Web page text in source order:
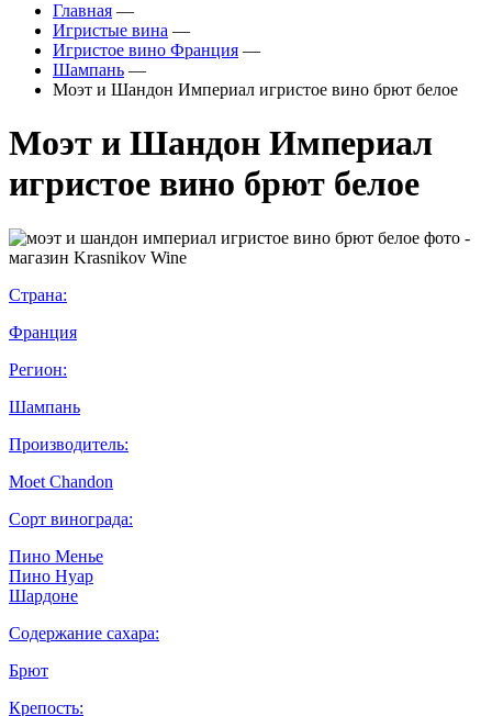
Главная —
Игристые вина —
Игристое вино Франция —
Шампань —
Моэт и Шандон Империал игристое вино брют белое
Моэт и Шандон Империал
игристое вино брют белое
Страна:
Франция
Регион:
Шампань
Производитель:
Moet Chandon
Сорт винограда:
Пино Менье
Пино Нуар
Шардоне
Содержание сахара:
Брют
Крепость: